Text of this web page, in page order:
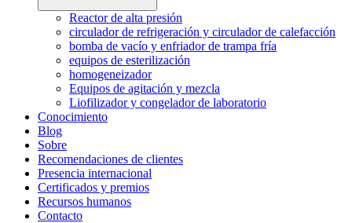
Reactor de alta presión
circulador de refrigeración y circulador de calefacción
bomba de vacío y enfriador de trampa fría
equipos de esterilización
homogeneizador
Equipos de agitación y mezcla
Liofilizador y congelador de laboratorio
Conocimiento
Blog
Sobre
Recomendaciones de clientes
Presencia internacional
Certificados y premios
Recursos humanos
Contacto